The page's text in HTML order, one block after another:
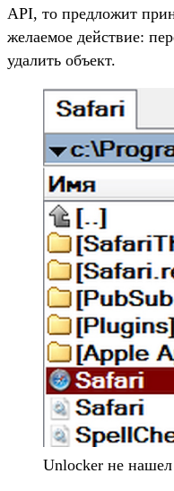
API, то предложит
желаемое действие:
удалить объект.
Unlocker не